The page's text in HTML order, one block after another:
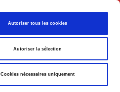
Autoriser tous les cookies
Autoriser la sélection
Cookies nécessaires uniquement